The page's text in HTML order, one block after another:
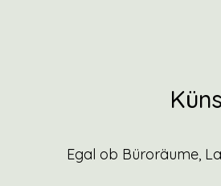
Egal ob Büroräume,